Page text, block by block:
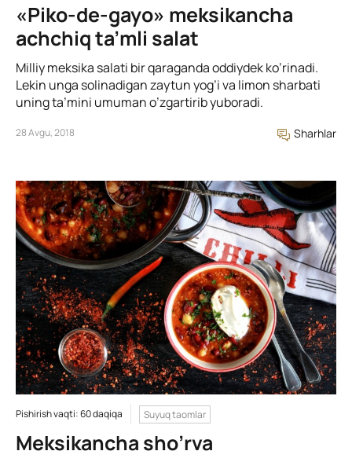
«Piko-de-gayo» meksikancha
achchiq ta’mli salat
Milliy meksika salati bir qaraganda oddiydek ko’rinadi.
Lekin unga solinadigan zaytun yog’i va limon sharbati
uning ta’mini umuman o’zgartirib yuboradi.
28 Avgu, 2018 Sharhlar
Pishirish vaqti: 60 daqiqa Suyuq taomlar
Meksikancha sho’rva